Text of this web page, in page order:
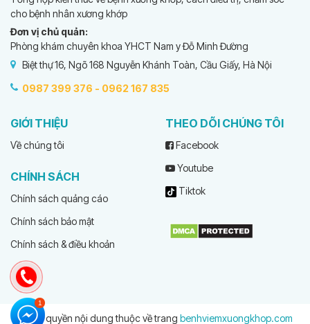
cho bệnh nhân xương khớp
Đơn vị chủ quản:
Phòng khám chuyên khoa YHCT Nam y Đỗ Minh Đường
Biệt thự 16, Ngõ 168 Nguyễn Khánh Toàn, Cầu Giấy, Hà Nội
0987 399 376 - 0962 167 835
GIỚI THIỆU
Về chúng tôi
CHÍNH SÁCH
Chính sách quảng cáo
Chính sách bảo mật
Chính sách & điều khoản
THEO DÕI CHÚNG TÔI
Facebook
Youtube
Tiktok
© Bản quyền nội dung thuộc về trang benhviemxuongkhop.com